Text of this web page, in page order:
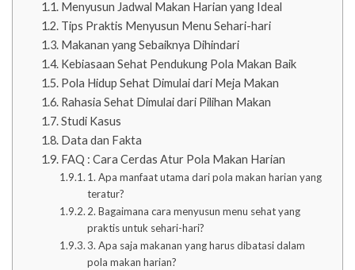
Menyusun Jadwal Makan Harian yang Ideal
Tips Praktis Menyusun Menu Sehari-hari
Makanan yang Sebaiknya Dihindari
Kebiasaan Sehat Pendukung Pola Makan Baik
Pola Hidup Sehat Dimulai dari Meja Makan
Rahasia Sehat Dimulai dari Pilihan Makan
Studi Kasus
Data dan Fakta
FAQ : Cara Cerdas Atur Pola Makan Harian
1. Apa manfaat utama dari pola makan harian yang
teratur?
2. Bagaimana cara menyusun menu sehat yang
praktis untuk sehari-hari?
3. Apa saja makanan yang harus dibatasi dalam
pola makan harian?